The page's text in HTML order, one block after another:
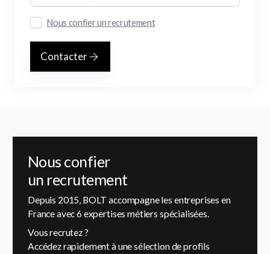
Nous confier un recrutement
Contacter
Nous confier
un recrutement
Depuis 2015, BOLT accompagne les entreprises en
France avec 6 expertises métiers spécialisées.
Vous recrutez ?
Accédez rapidement à une sélection de profils